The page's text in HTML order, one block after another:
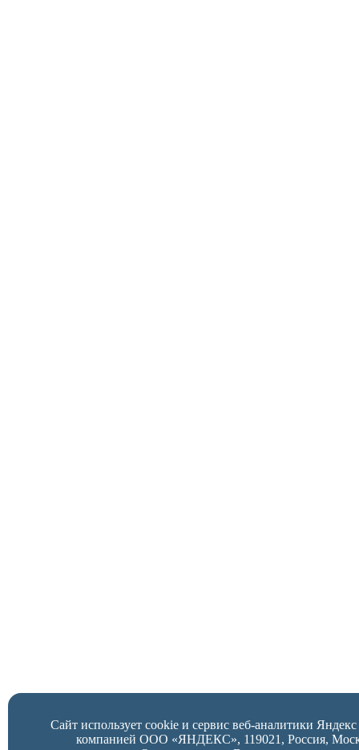
Сайт использует cookie и сервис веб-аналитики
компанией ООО «ЯНДЕКС», 119021, Россия,